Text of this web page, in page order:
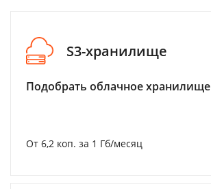
S3-хранилище
Подобрать облачное хранилище
От 6,2 коп. за 1 Гб/месяц